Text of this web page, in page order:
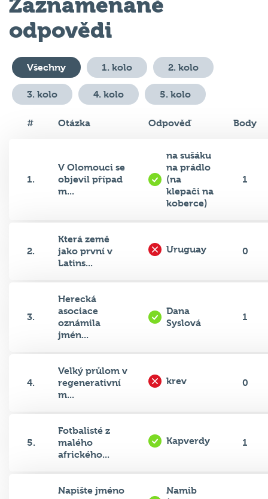
odpovědi
Všechny 1. kolo 2. kolo
3. kolo 4. kolo 5. kolo
# Otázka Odpověď Body
1.
V Olomouci se
objevil případ
m...
na sušáku
na prádlo
(na
klepači na
koberce)
1
2.
Která země
jako první v
Latins...
Uruguay 0
3.
Herecká
asociace
oznámila
jmén...
Dana
Syslová
1
4.
Velký průlom v
regenerativní
m...
krev 0
5.
Fotbalisté z
malého
afrického...
Kapverdy 1
Napište jméno
Namib